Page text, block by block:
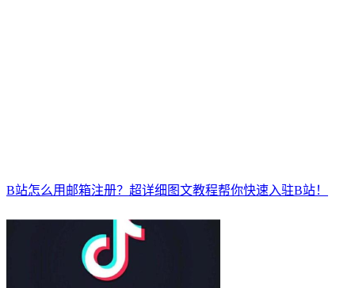
B站怎么用邮箱注册？超详细图文教程帮你快速入驻B站！